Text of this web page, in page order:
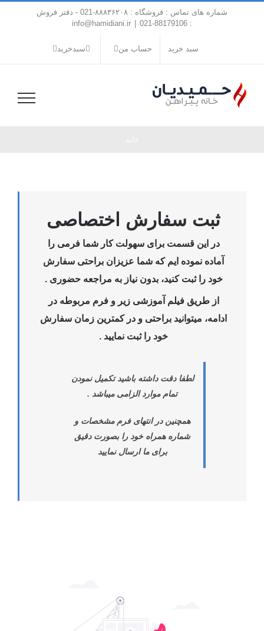
شماره های تماس : فروشگاه : ۸۸۸۳۶۲۰۸-021 - دفتر فروش
: 88179106-021
info@hamidiani.ir
سبد خرید حساب من سبدخرید
ثبت سفارش اختصاصی
در این قسمت برای سهولت کار شما فرمی را
آماده نموده ایم که شما عزیزان براحتی سفارش
خود را ثبت کنید، بدون نیاز به مراجعه حضوری .
از طریق فیلم آموزشی زیر و فرم مربوطه در
ادامه، میتوانید براحتی و در کمترین زمان سفارش
خود را ثبت نمایید .
لطفا دقت داشته باشید تکمیل نمودن
تمام موارد الزامی میباشد .
همچنین در انتهای فرم مشخصات و
شماره همراه خود را بصورت دقیق
برای ما ارسال نمایید